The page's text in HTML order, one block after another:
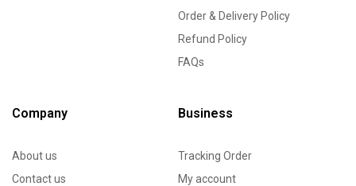
Order & Delivery Policy
Refund Policy
FAQs
Company
About us
Contact us
Business
Tracking Order
My account